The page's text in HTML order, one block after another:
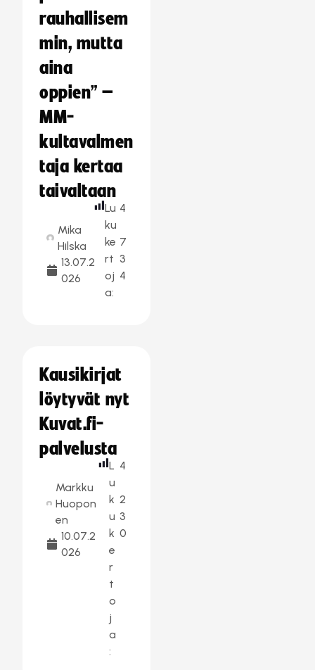
rauhallisem
min, mutta
aina
oppien” –
MM-
kultavalmen
taja kertaa
taivaltaan
Mika
Hilska
13.07.2
026
Lu
ku
ke
rt
oj
a:
4
7
3
4
Kausikirjat
löytyvät nyt
Kuvat.fi-
palvelusta
Markku
Huopon
en
10.07.2
026
L
u
k
u
k
e
r
t
o
j
a
:
4
2
3
0